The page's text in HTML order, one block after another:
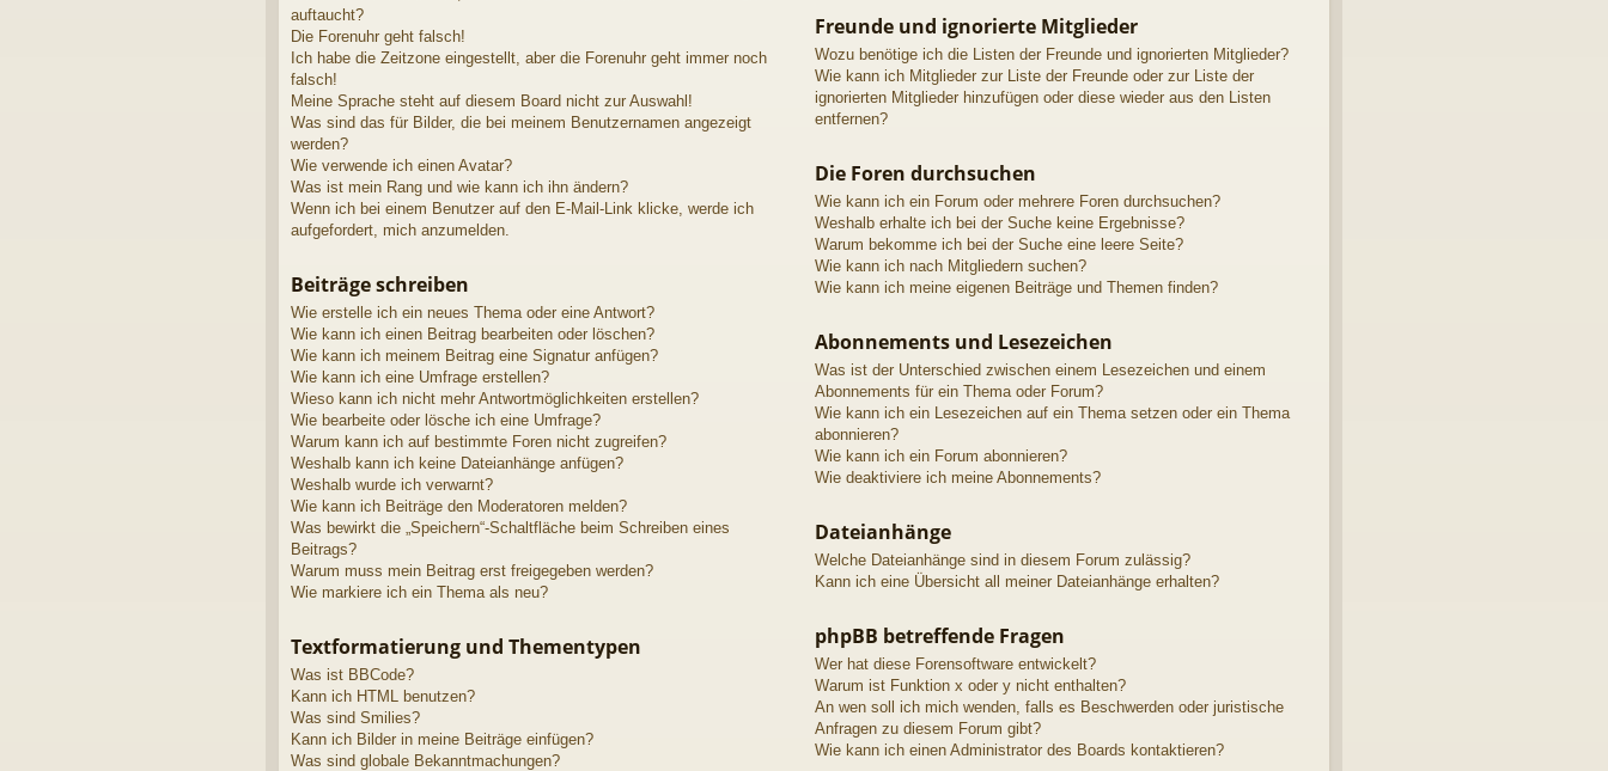
auftaucht?
Die Forenuhr geht falsch!
Ich habe die Zeitzone eingestellt, aber die Forenuhr geht immer noch
falsch!
Meine Sprache steht auf diesem Board nicht zur Auswahl!
Was sind das für Bilder, die bei meinem Benutzernamen angezeigt
werden?
Wie verwende ich einen Avatar?
Was ist mein Rang und wie kann ich ihn ändern?
Wenn ich bei einem Benutzer auf den E-Mail-Link klicke, werde ich
aufgefordert, mich anzumelden.
Beiträge schreiben
Wie erstelle ich ein neues Thema oder eine Antwort?
Wie kann ich einen Beitrag bearbeiten oder löschen?
Wie kann ich meinem Beitrag eine Signatur anfügen?
Wie kann ich eine Umfrage erstellen?
Wieso kann ich nicht mehr Antwortmöglichkeiten erstellen?
Wie bearbeite oder lösche ich eine Umfrage?
Warum kann ich auf bestimmte Foren nicht zugreifen?
Weshalb kann ich keine Dateianhänge anfügen?
Weshalb wurde ich verwarnt?
Wie kann ich Beiträge den Moderatoren melden?
Was bewirkt die „Speichern“-Schaltfläche beim Schreiben eines
Beitrags?
Warum muss mein Beitrag erst freigegeben werden?
Wie markiere ich ein Thema als neu?
Textformatierung und Thementypen
Was ist BBCode?
Kann ich HTML benutzen?
Was sind Smilies?
Kann ich Bilder in meine Beiträge einfügen?
Was sind globale Bekanntmachungen?
Freunde und ignorierte Mitglieder
Wozu benötige ich die Listen der Freunde und ignorierten Mitglieder?
Wie kann ich Mitglieder zur Liste der Freunde oder zur Liste der
ignorierten Mitglieder hinzufügen oder diese wieder aus den Listen
entfernen?
Die Foren durchsuchen
Wie kann ich ein Forum oder mehrere Foren durchsuchen?
Weshalb erhalte ich bei der Suche keine Ergebnisse?
Warum bekomme ich bei der Suche eine leere Seite?
Wie kann ich nach Mitgliedern suchen?
Wie kann ich meine eigenen Beiträge und Themen finden?
Abonnements und Lesezeichen
Was ist der Unterschied zwischen einem Lesezeichen und einem
Abonnements für ein Thema oder Forum?
Wie kann ich ein Lesezeichen auf ein Thema setzen oder ein Thema
abonnieren?
Wie kann ich ein Forum abonnieren?
Wie deaktiviere ich meine Abonnements?
Dateianhänge
Welche Dateianhänge sind in diesem Forum zulässig?
Kann ich eine Übersicht all meiner Dateianhänge erhalten?
phpBB betreffende Fragen
Wer hat diese Forensoftware entwickelt?
Warum ist Funktion x oder y nicht enthalten?
An wen soll ich mich wenden, falls es Beschwerden oder juristische
Anfragen zu diesem Forum gibt?
Wie kann ich einen Administrator des Boards kontaktieren?